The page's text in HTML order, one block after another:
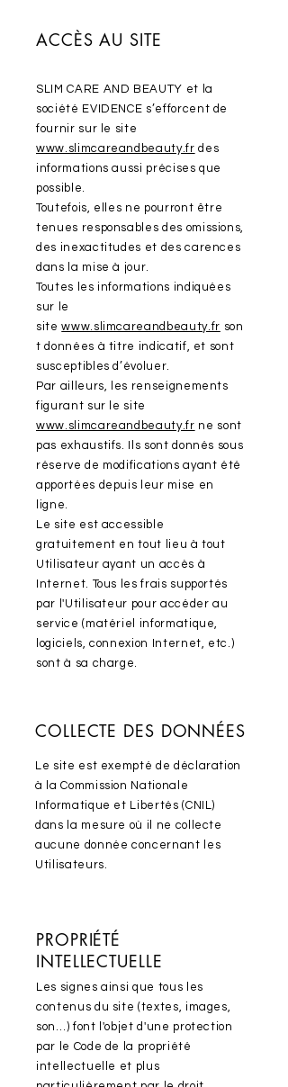
ACCÈS AU SITE
SLIM CARE AND BEAUTY et la
société EVIDENCE s’efforcent de
fournir sur le site
www.slimcareandbeauty.fr des
informations aussi précises que
possible.
Toutefois, elles ne pourront être
tenues responsables des omissions,
des inexactitudes et des carences
dans la mise à jour.
Toutes les informations indiquées
sur le
sitewww.slimcareandbeauty.fr son
t données à titre indicatif, et sont
susceptibles d’évoluer.
Par ailleurs, les renseignements
figurant sur le site
www.slimcareandbeauty.fr ne sont
pas exhaustifs. Ils sont donnés sous
réserve de modifications ayant été
apportées depuis leur mise en
ligne.
Le site est accessible
gratuitement en tout lieu à tout
Utilisateur ayant un accès à
Internet. Tous les frais supportés
par l'Utilisateur pour accéder au
service (matériel informatique,
logiciels, connexion Internet, etc.)
sont à sa charge.
COLLECTE DES DONNÉES
Le site est exempté de déclaration
à la Commission Nationale
Informatique et Libertés (CNIL)
dans la mesure où il ne collecte
aucune donnée concernant les
Utilisateurs.
PROPRIÉTÉ
INTELLECTUELLE
Les signes ainsi que tous les
contenus du site (textes, images,
son…) font l'objet d'une protection
par le Code de la propriété
intellectuelle et plus